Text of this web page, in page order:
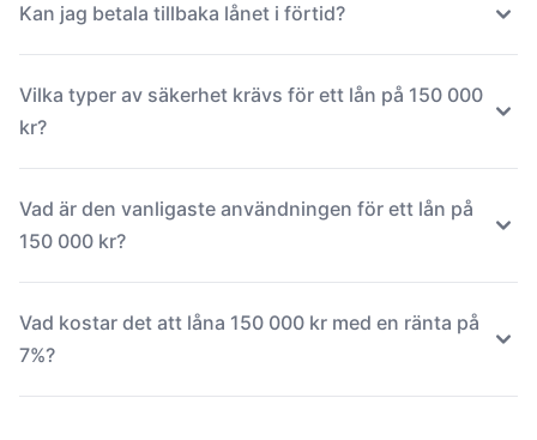
Kan jag betala tillbaka lånet i förtid?
Vilka typer av säkerhet krävs för ett lån på 150 000
kr?
Vad är den vanligaste användningen för ett lån på
150 000 kr?
Vad kostar det att låna 150 000 kr med en ränta på
7%?